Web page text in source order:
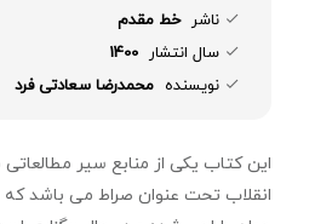
ناشر خط مقدم
سال انتشار 1400
نویسنده محمدرضا سعادتی فرد
این کتاب یکی از منابع سیر
انقلاب تحت عنوان صراط می باشد